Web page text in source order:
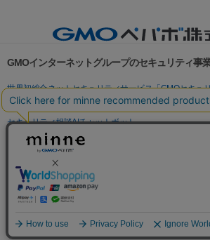
GMOインターネットグループのセキュリティ事
世界初総合ネットセキュリティサービス「GMOセキュリ
パスワード漏洩診断
Webサイトリスク診断
セキュリティ相談AIチャットボット
実在証明・盗聴対策
サイバー攻撃対策（GMO Flatt Security）
セキュリティ事業の軌跡